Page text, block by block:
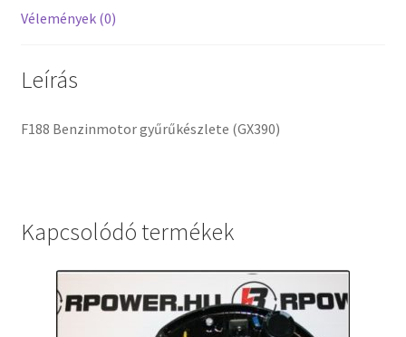
Vélemények (0)
Leírás
F188 Benzinmotor gyűrűkészlete (GX390)
Kapcsolódó termékek